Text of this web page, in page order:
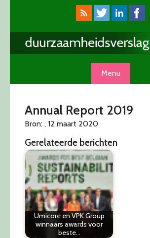
Menu
Annual Report 2019
Bron: , 12 maart 2020
Gerelateerde berichten
Umicore en VPK Group
winnaars awards voor
beste…